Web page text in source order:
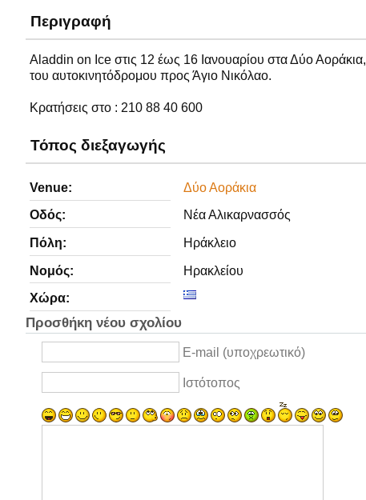
Περιγραφή
Aladdin on Ice στις 12 έως 16 Ιανουαρίου στα Δύο
του αυτοκινητόδρομου προς Άγιο Νικόλαο.
Κρατήσεις στο : 210 88 40 600
Τόπος διεξαγωγής
Venue: Δύο Αοράκια
Οδός: Νέα Αλικαρνασσός
Πόλη: Ηράκλειο
Νομός: Ηρακλείου
Χώρα:
Προσθήκη νέου σχολίου
E-mail (υποχρεωτικό)
Ιστότοπος